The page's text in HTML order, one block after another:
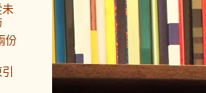
份